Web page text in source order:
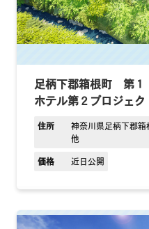
足柄下郡箱根町 第
ホテル第２プロジェク
住所
神奈川県足柄下郡箱
他
価格 近日公開